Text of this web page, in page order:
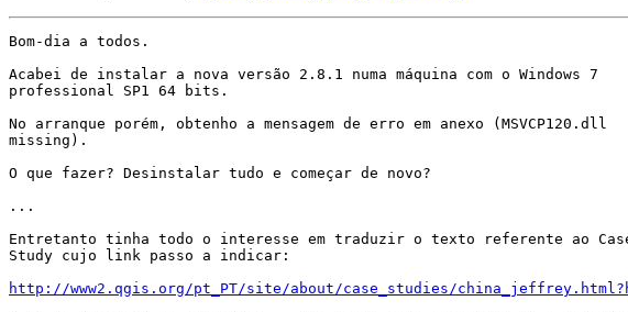
Bom-dia a todos.
Acabei de instalar a nova versão 2.8.1 numa máquina com o Windows 7
professional SP1 64 bits.
No arranque porém, obtenho a mensagem de erro em anexo (MSVCP120.dll
missing).
O que fazer? Desinstalar tudo e começar de novo?
...
Entretanto tinha todo o interesse em traduzir o texto referente ao
Study cujo link passo a indicar:
http://www2.qgis.org/pt_PT/site/about/case_studies/